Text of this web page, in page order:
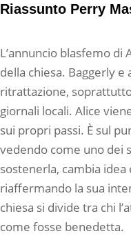
Riassunto Perry
L’annuncio blasfemo
della chiesa. Baggerly
ritrattazione,
giornali locali. Alice
sui propri passi. È sul
vedendo come uno dei
sostenerla, cambia idea
riaffermando la sua
chiesa si divide tra chi
come fosse benedetta.